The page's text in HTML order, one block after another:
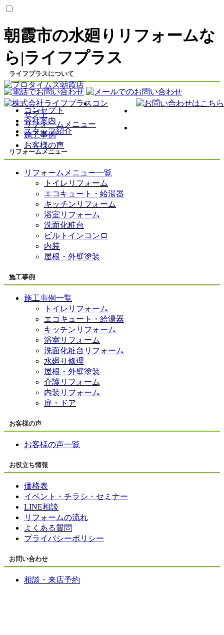
朝霞市の水廻りリフォームな
ら|ライフプラス
コン
セプト
リフォームメニュー
施工事例
お客様の声
ライフプラスについて
コンセプト
会社案内
スタッフ紹介
リフォームメニュー
リフォームメニュー一覧
トイレリフォーム
エコキュート・給湯器
キッチンリフォーム
浴室リフォーム
洗面化粧台
ビルトインコンロ
内装
屋根・外壁塗装
施工事例
施工事例一覧
トイレリフォーム
エコキュート・給湯器
キッチンリフォーム
浴室リフォーム
洗面化粧台リフォーム
水廻り修理
屋根・外壁塗装
介護リフォーム
内装リフォーム
扉・ドア
お客様の声
お客様の声一覧
お役立ち情報
価格表
イベント・チラシ・セミナー
LINE相談
リフォームの流れ
よくある質問
プライバシーポリシー
お問い合わせ
相談・来店予約